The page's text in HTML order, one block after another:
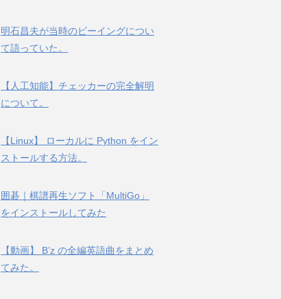
明石昌夫が当時のビーイングについ
て語っていた。
【人工知能】チェッカーの完全解明
について。
【Linux】 ローカルに Python をイン
ストールする方法。
囲碁｜棋譜再生ソフト「MultiGo」
をインストールしてみた
【動画】 B’z の全編英語曲をまとめ
てみた。